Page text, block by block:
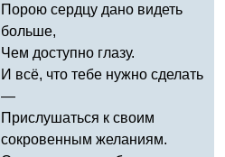
Порою сердцу дано видеть
больше,
Чем доступно глазу.
И всё, что тебе нужно сделать
—
Прислушаться к своим
сокровенным желаниям.